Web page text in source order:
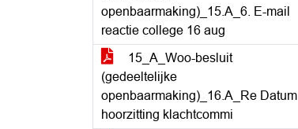
openbaarmaking)_15.A_6. E-mail
reactie college 16 aug
15_A_Woo-besluit
(gedeeltelijke
openbaarmaking)_16.A_Re Datum
hoorzitting klachtcommi